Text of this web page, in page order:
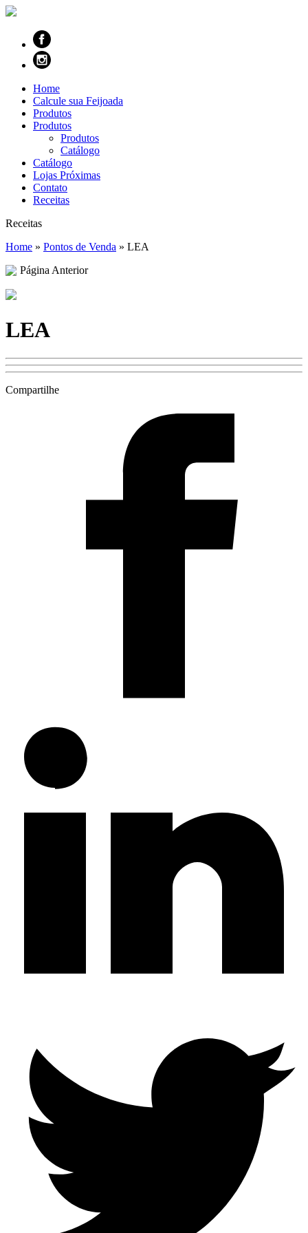
Home
Calcule sua Feijoada
Produtos
Produtos
Produtos
Catálogo
Catálogo
Lojas Próximas
Contato
Receitas
Receitas
Home » Pontos de Venda » LEA
Página Anterior
LEA
Compartilhe